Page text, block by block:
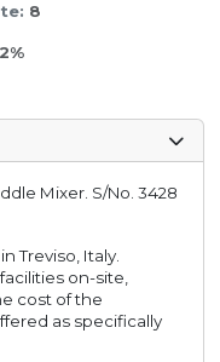
8
Mixer. S/No. 3428
Treviso, Italy.
on-site,
cost of the
as specifically